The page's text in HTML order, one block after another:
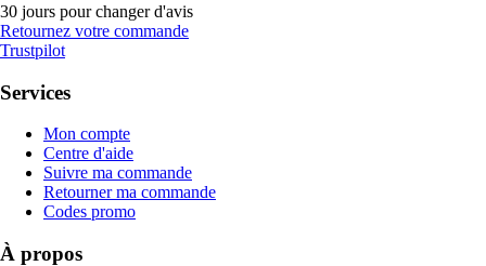
30 jours pour changer d'avis
Retournez votre commande
Trustpilot
Services
Mon compte
Centre d'aide
Suivre ma commande
Retourner ma commande
Codes promo
À propos